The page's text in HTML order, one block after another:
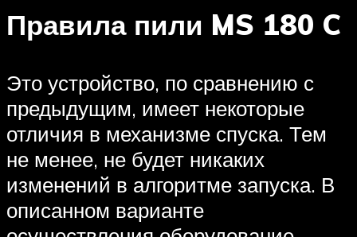
Правила пили MS 180 C
Это устройство, по сравнению с
предыдущим, имеет некоторые
отличия в механизме спуска. Тем
не менее, не будет никаких
изменений в алгоритме запуска. В
описанном варианте